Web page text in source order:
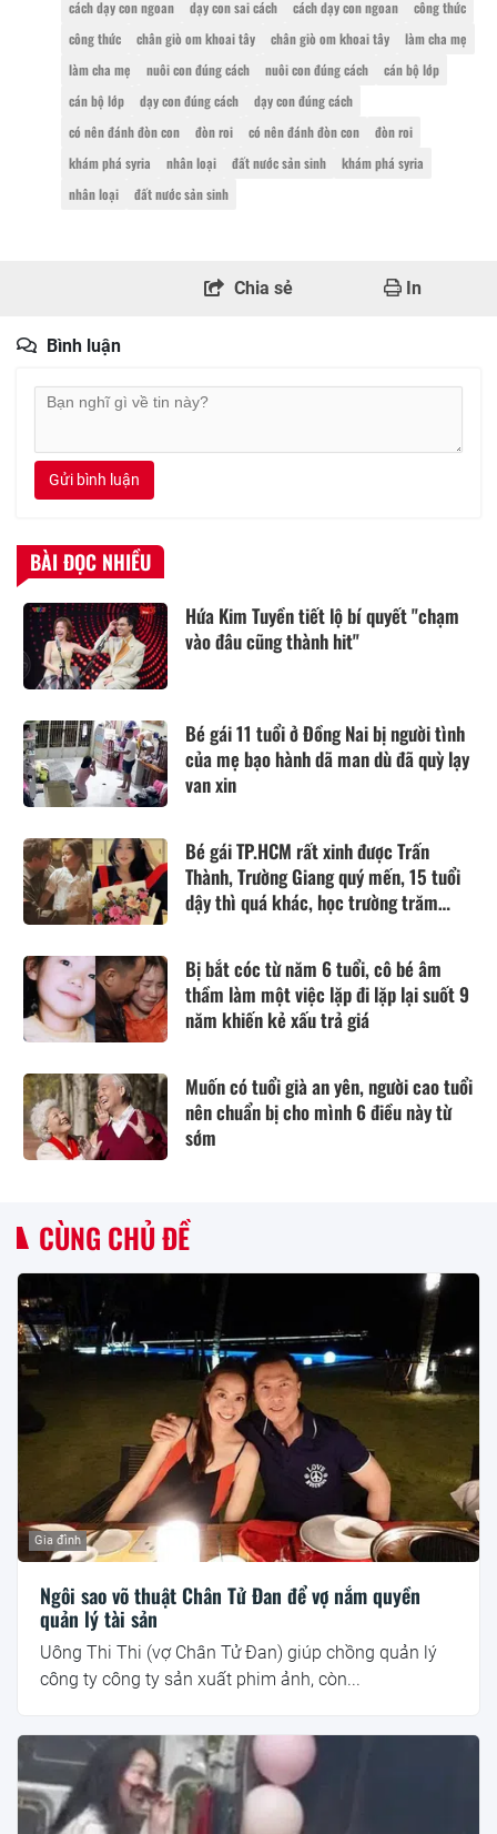
cách dạy con ngoan dạy con sai cách cách dạy con ngoan
công thức
công thức
chân giò om khoai tây chân giò om khoai tây
làm cha mẹ
làm cha mẹ
nuôi con đúng cách nuôi con đúng cách
cán bộ lớp
cán bộ lớp
dạy con đúng cách
dạy con đúng cách
có nên đánh đòn con
đòn roi có nên đánh đòn con
đòn roi
khám phá syria
nhân loại đất nước sản sinh
khám phá syria
nhân loại
đất nước sản sinh
Chia sẻ In
Bình luận
Gửi bình luận
BÀI ĐỌC NHIỀU
Hứa Kim Tuyền tiết lộ bí quyết "chạm
vào đâu cũng thành hit"
Bé gái 11 tuổi ở Đồng Nai bị người tình
của mẹ bạo hành dã man dù đã quỳ lạy
van xin
Bé gái TP.HCM rất xinh được Trấn
Thành, Trường Giang quý mến, 15 tuổi
dậy thì quá khác, học trường trăm
Bị bắt cóc từ năm 6 tuổi, cô bé âm
thầm làm một việc lặp đi lặp lại suốt 9
năm khiến kẻ xấu trả giá
Muốn có tuổi già an yên, người cao tuổi
nên chuẩn bị cho mình 6 điều này từ
sớm
CÙNG CHỦ ĐỀ
Gia đình
Ngôi sao võ thuật Chân Tử Đan để vợ nắm quyền
quản lý tài sản
Uông Thi Thi (vợ Chân Tử Đan) giúp chồng quản lý
công ty công ty sản xuất phim ảnh, còn...